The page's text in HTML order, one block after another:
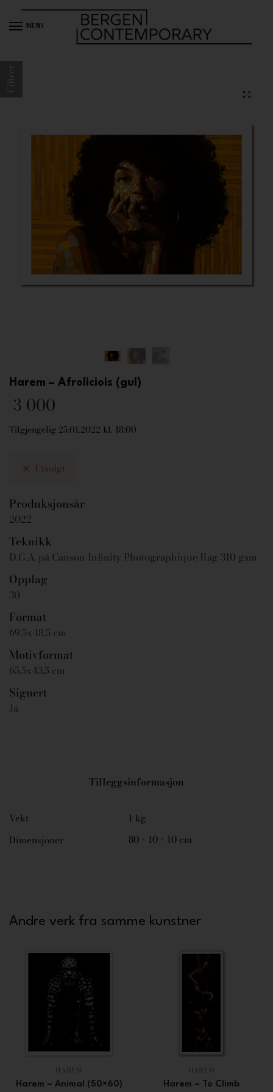
MENY
Harem – Afroliciois (gul)
3 000
Tilgjengelig 25.01.2022 kl. 18:00
Utsolgt
Produksjonsår
2022
Teknikk
D.G.A. på Canson Infinity Photographique Rag 310 gsm
Opplag
30
Format
69,5x48,5 cm
Motivformat
65,5x43,5 cm
Signert
Ja
Tilleggsinformasjon
Vekt
1 kg
Dimensjoner
80 × 10 × 10 cm
Andre verk fra samme kunstner
HAREM
Harem – Animal (50×60)
HAREM
Harem – To Climb
Filtrer